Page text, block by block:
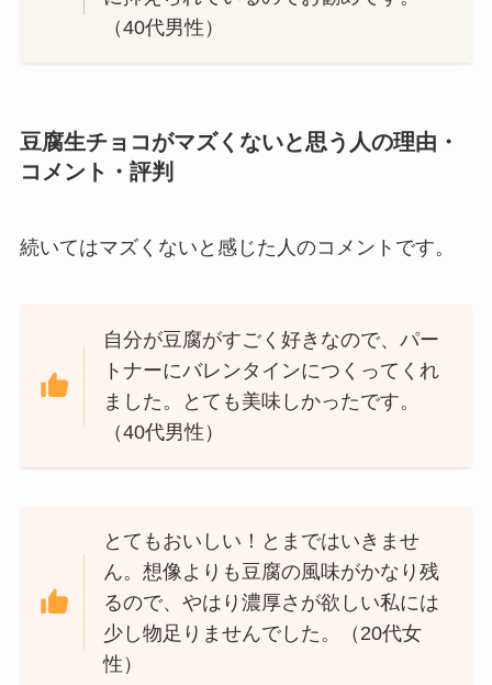
（40代男性）
豆腐生チョコがマズくないと思う人の理由・
コメント・評判
続いてはマズくないと感じた人のコメントです。
自分が豆腐がすごく好きなので、パー
トナーにバレンタインにつくってくれ
ました。とても美味しかったです。
（40代男性）
とてもおいしい！とまではいきませ
ん。想像よりも豆腐の風味がかなり残
るので、やはり濃厚さが欲しい私には
少し物足りませんでした。（20代女
性）